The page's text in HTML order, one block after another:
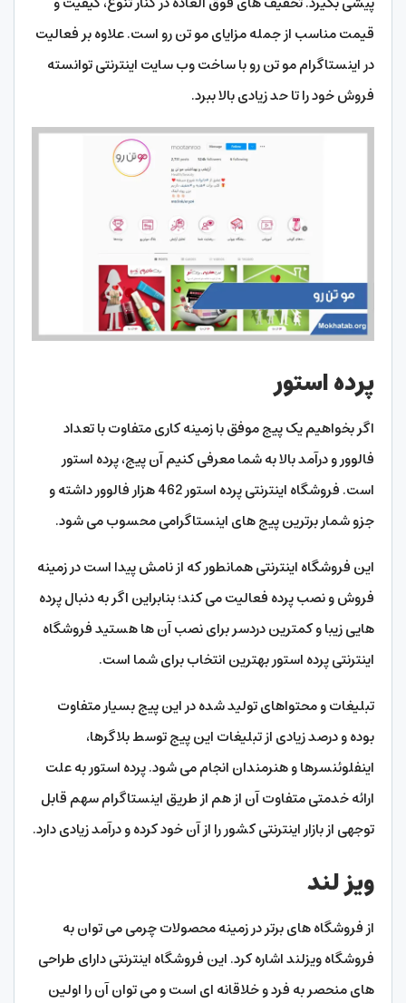
قیمت مناسب از جمله مزایای مو تن رو است. علاوه بر فعالیت
در اینستاگرام مو تن رو با ساخت وب سایت اینترنتی توانسته
فروش خود را تا حد زیادی بالا ببرد.
پرده استور
اگر بخواهیم یک پیج موفق با زمینه کاری متفاوت با تعداد
فالوور و درآمد بالا به شما معرفی کنیم آن پیج، پرده استور
است. فروشگاه اینترنتی پرده استور 462 هزار فالوور داشته و
جزو شمار برترین پیج های اینستاگرامی محسوب می شود.
این فروشگاه اینترنتی همانطور که از نامش پیدا است در زمینه
فروش و نصب پرده فعالیت می کند؛ بنابراین اگر به دنبال پرده
هایی زیبا و کمترین دردسر برای نصب آن ها هستید فروشگاه
اینترنتی پرده استور بهترین انتخاب برای شما است.
تبلیغات و محتواهای تولید شده در این پیج بسیار متفاوت
بوده و درصد زیادی از تبلیغات این پیج توسط بلاگرها،
اینفلوئنسرها و هنرمندان انجام می شود. پرده استور به علت
ارائه خدمتی متفاوت آن از هم از طریق اینستاگرام سهم قابل
توجهی از بازار اینترنتی کشور را از آن خود کرده و درآمد زیادی دارد.
ویز لند
از فروشگاه های برتر در زمینه محصولات چرمی می توان به
فروشگاه ویزلند اشاره کرد. این فروشگاه اینترنتی دارای طراحی
های منحصر به فرد و خلاقانه ای است و می توان آن را اولین